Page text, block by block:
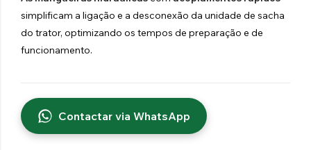
simplificam a ligação e a desconexão da unidade de sacha
do trator, optimizando os tempos de preparação e de
funcionamento.
Contactar via WhatsApp